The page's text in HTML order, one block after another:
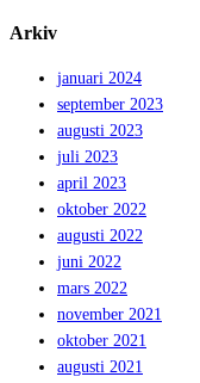
Arkiv
januari 2024
september 2023
augusti 2023
juli 2023
april 2023
oktober 2022
augusti 2022
juni 2022
mars 2022
november 2021
oktober 2021
augusti 2021